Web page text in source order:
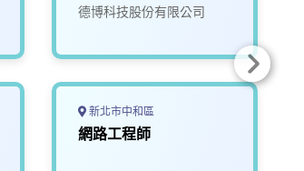
德博科技股份有限公司
新北市中和區
網路工程師